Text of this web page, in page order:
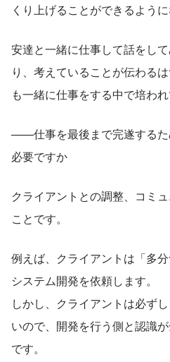
くり上げることができるように
安達と一緒に仕事して話をし
り、考えていることが伝わる
も一緒に仕事をする中で培われ
——仕事を最後まで完遂するた
必要ですか
クライアントとの調整、コミ
ことです。
例えば、クライアントは「多
システム開発を依頼します。
しかし、クライアントは必ず
いので、開発を行う側と認識
です。